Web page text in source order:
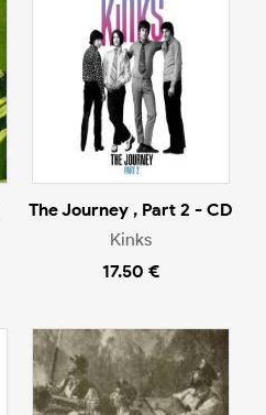
The Journey , Part 2 - CD
Kinks
17.50 €